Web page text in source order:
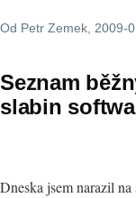
Od Petr Zemek, 2009-
Seznam
slabin
Dneska jsem narazil na